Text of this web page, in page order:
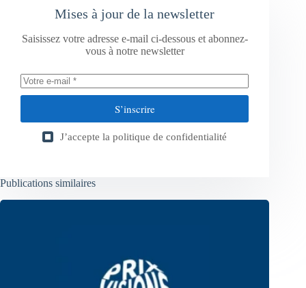
Mises à jour de la newsletter
Saisissez votre adresse e-mail ci-dessous et abonnez-
vous à notre newsletter
S’inscrire
J’accepte la politique de confidentialité
Publications similaires